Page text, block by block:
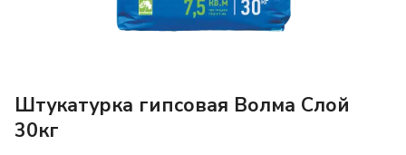
Штукатурка гипсовая Волма Слой
30кг